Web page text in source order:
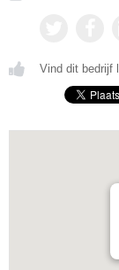
Vind dit bedrijf